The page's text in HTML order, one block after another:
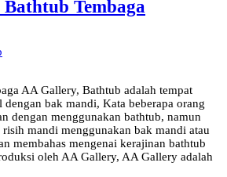
Tembaga
AA Gallery, Bathtub adalah tempat
bak mandi, Kata beberapa orang
dengan menggunakan bathtub, namun
mandi menggunakan bak mandi atau
membahas mengenai kerajinan bathtub
oleh AA Gallery, AA Gallery adalah